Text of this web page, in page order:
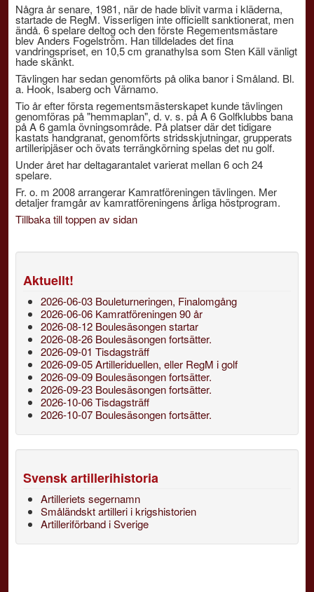
Några år senare, 1981, när de hade blivit varma i kläderna,
startade de RegM. Visserligen inte officiellt sanktionerat, men
ändå. 6 spelare deltog och den förste Regementsmästare
blev Anders Fogelström. Han tilldelades det fina
vandringspriset, en 10,5 cm granathylsa som Sten Käll vänligt
hade skänkt.
Tävlingen har sedan genomförts på olika banor i Småland. Bl.
a. Hook, Isaberg och Värnamo.
Tio år efter första regementsmästerskapet kunde tävlingen
genomföras på "hemmaplan", d. v. s. på A 6 Golfklubbs bana
på A 6 gamla övningsområde. På platser där det tidigare
kastats handgranat, genomförts stridsskjutningar, grupperats
artilleripjäser och övats terrängkörning spelas det nu golf.
Under året har deltagarantalet varierat mellan 6 och 24
spelare.
Fr. o. m 2008 arrangerar Kamratföreningen tävlingen. Mer
detaljer framgår av kamratföreningens årliga höstprogram.
Tillbaka till toppen av sidan
Aktuellt!
2026-06-03 Bouleturneringen, Finalomgång
2026-06-06 Kamratföreningen 90 år
2026-08-12 Boulesäsongen startar
2026-08-26 Boulesäsongen fortsätter.
2026-09-01 Tisdagsträff
2026-09-05 Artilleriduellen, eller RegM i golf
2026-09-09 Boulesäsongen fortsätter.
2026-09-23 Boulesäsongen fortsätter.
2026-10-06 Tisdagsträff
2026-10-07 Boulesäsongen fortsätter.
Svensk artillerihistoria
Artilleriets segernamn
Småländskt artilleri i krigshistorien
Artilleriförband i Sverige